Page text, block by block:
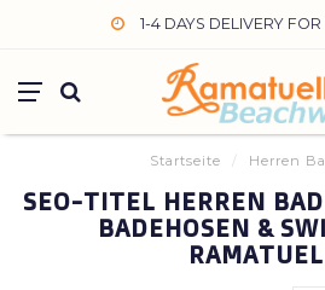
1-4 DAYS DELIVERY
Startseite / Herren
SEO-TITEL HERREN
BADEHOSEN &